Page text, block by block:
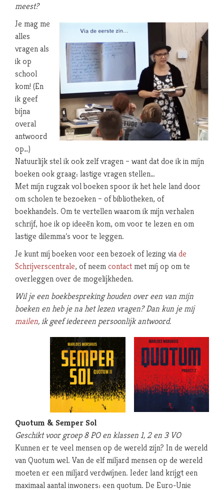
meest?
Je mag me
alles
vragen als
ik op
school
kom! (En
ik geef
bijna
overal
antwoord
op…)
Natuurlijk stel ik ook zelf vragen – want dat doe ik in mijn
boeken ook graag: lastige vragen stellen…
Met mijn rugzak vol boeken spoor ik het hele land door
om scholen te bezoeken – of bibliotheken, of
boekhandels. Om te vertellen waarom ik mijn verhalen
schrijf, hoe ik op ideeën kom, om voor te lezen en om
lastige dilemma’s voor te leggen.
Je kunt mij boeken voor een bezoek of lezing viade
Schrijverscentrale, of neem contact met mij op om te
overleggen over de mogelijkheden.
Wil je een boekbespreking houden over een van mijn
boeken en heb je na het lezen vragen? Dan kun je mij
mailen, ik geef iedereen persoonlijk antwoord.
Quotum & Semper Sol
Geschikt voor groep 8 PO en klassen 1, 2 en 3 VO
Kunnen er te veel mensen op de wereld zijn? In de wereld
van Quotum wel. Van de elf miljard mensen op de wereld
moeten er een miljard verdwijnen. Ieder land krijgt een
maximaal aantal inwoners: een quotum. De Euro-Unie